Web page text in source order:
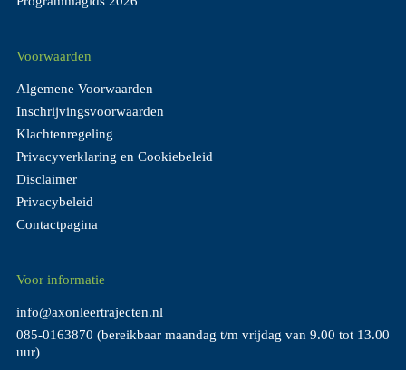
Voorwaarden
Algemene Voorwaarden
Inschrijvingsvoorwaarden
Klachtenregeling
Privacyverklaring en Cookiebeleid
Disclaimer
Privacybeleid
Contactpagina
Voor informatie
info@axonleertrajecten.nl
085-0163870 (bereikbaar maandag t/m vrijdag van 9.00 tot 13.00
uur)